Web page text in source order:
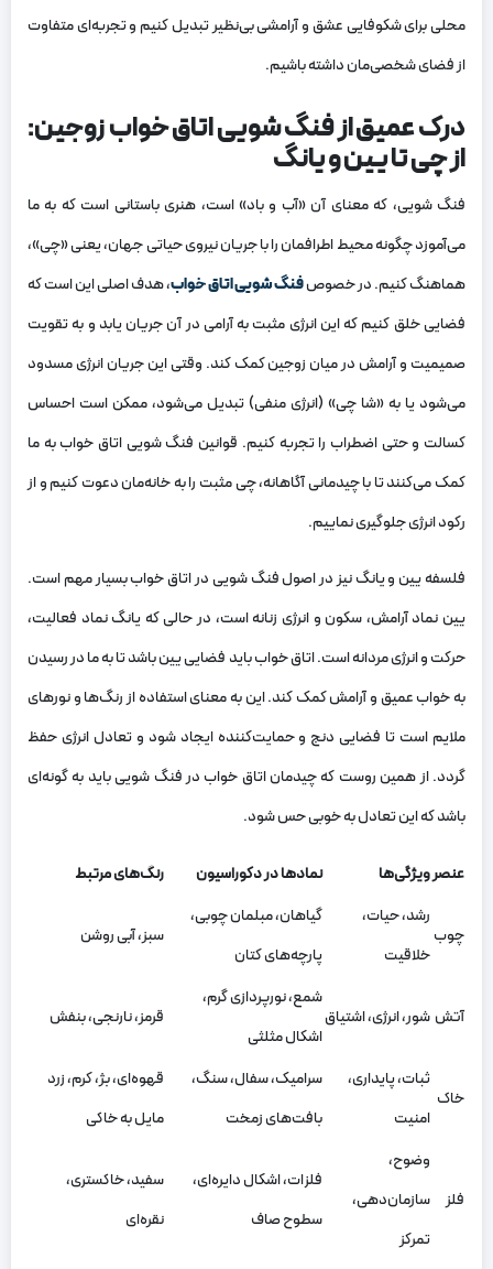
محلی برای شکوفایی عشق و آرامشی بی‌نظیر تبدیل کنیم و تجربه‌ای متفاوت
از فضای شخصی‌مان داشته باشیم.
درک عمیق از فنگ شویی اتاق خواب زوجین:
از چی تا یین و یانگ
فنگ شویی، که معنای آن «آب و باد» است، هنری باستانی است که به ما
می‌آموزد چگونه محیط اطرافمان را با جریان نیروی حیاتی جهان، یعنی «چی»،
هماهنگ کنیم. در خصوصفنگ شویی اتاق خواب، هدف اصلی این است که
فضایی خلق کنیم که این انرژی مثبت به آرامی در آن جریان یابد و به تقویت
صمیمیت و آرامش در میان زوجین کمک کند. وقتی این جریان انرژی مسدود
می‌شود یا به «شا چی» (انرژی منفی) تبدیل می‌شود، ممکن است احساس
کسالت و حتی اضطراب را تجربه کنیم. قوانین فنگ شویی اتاق خواب به ما
کمک می‌کنند تا با چیدمانی آگاهانه، چی مثبت را به خانه‌مان دعوت کنیم و از
رکود انرژی جلوگیری نماییم.
فلسفه یین و یانگ نیز در اصول فنگ شویی در اتاق خواب بسیار مهم است.
یین نماد آرامش، سکون و انرژی زنانه است، در حالی که یانگ نماد فعالیت،
حرکت و انرژی مردانه است. اتاق خواب باید فضایی یین باشد تا به ما در رسیدن
به خواب عمیق و آرامش کمک کند. این به معنای استفاده از رنگ‌ها و نورهای
ملایم است تا فضایی دنج و حمایت‌کننده ایجاد شود و تعادل انرژی حفظ
گردد. از همین روست که چیدمان اتاق خواب در فنگ شویی باید به گونه‌ای
باشد که این تعادل به خوبی حس شود.
عنصرویژگی‌ها نمادها در دکوراسیون رنگ‌های مرتبط
چوب
رشد، حیات،
خلاقیت
گیاهان، مبلمان چوبی،
پارچه‌های کتان
سبز، آبی روشن
آتش شور، انرژی، اشتیاق
شمع، نورپردازی گرم،
اشکال مثلثی
قرمز، نارنجی، بنفش
خاک
ثبات، پایداری،
امنیت
سرامیک، سفال، سنگ،
بافت‌های زمخت
قهوه‌ای، بژ، کرم، زرد
مایل به خاکی
فلز
وضوح،
سازمان‌دهی،
تمرکز
فلزات، اشکال دایره‌ای،
سطوح صاف
سفید، خاکستری،
نقره‌ای